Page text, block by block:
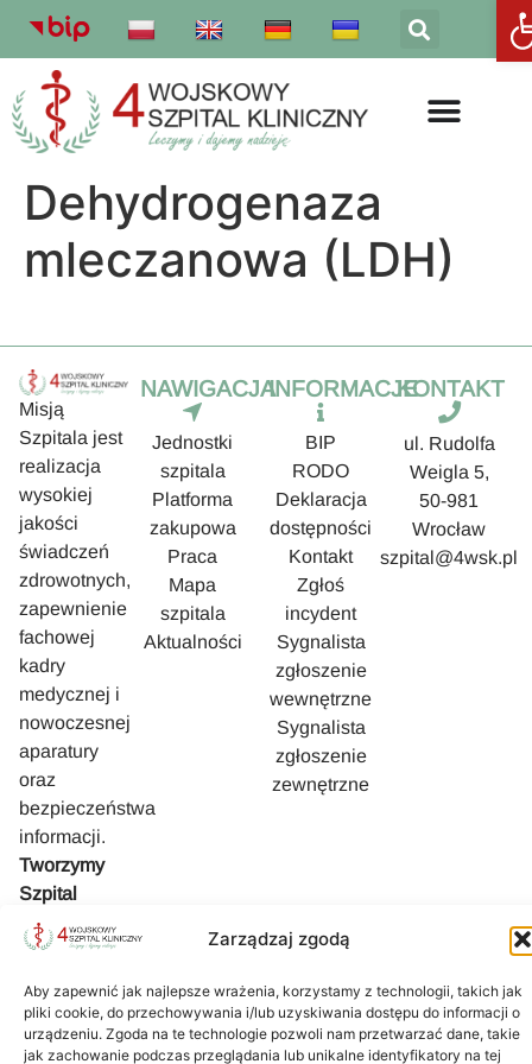
Zarządzaj zgodą
Aby zapewnić jak najlepsze wrażenia, korzystamy z technologii, takich jak
pliki cookie, do przechowywania i/lub uzyskiwania dostępu do informacji o
urządzeniu. Zgoda na te technologie pozwoli nam przetwarzać dane, takie
jak zachowanie podczas przeglądania lub unikalne identyfikatory na tej
Dehydrogenaza
mleczanowa (LDH)
Misją
Szpitala jest
realizacja
wysokiej
jakości
świadczeń
zdrowotnych,
zapewnienie
fachowej
kadry
medycznej i
nowoczesnej
aparatury
oraz
bezpieczeństwa
informacji.
Tworzymy
Szpital
bezpieczny i
przyjazny
NAWIGACJA
Jednostki
szpitala
Platforma
zakupowa
Praca
Mapa
szpitala
Aktualności
INFORMACJE
BIP
RODO
Deklaracja
dostępności
Kontakt
Zgłoś
incydent
Sygnalista
zgłoszenie
wewnętrzne
Sygnalista
zgłoszenie
zewnętrzne
KONTAKT
ul. Rudolfa
Weigla 5,
50-981
Wrocław
szpital@4wsk.pl